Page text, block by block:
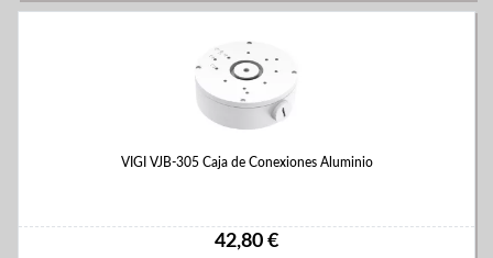
VIGI VJB-305 Caja de Conexiones Aluminio
42,80 €